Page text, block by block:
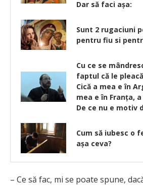
Dar să faci aşa:
Sunt 2 rugaciuni
pentru fiu si
Cu ce se
faptul că le
Cică a mea e în
mea e în Franţa,
De ce nu e motiv
Cum să iubesc o
așa ceva?
– Ce să fac, mi se poate spune,